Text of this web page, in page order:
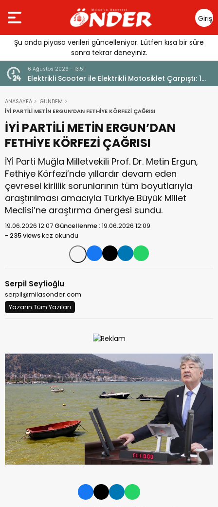
Giriş
Yap
Şu anda piyasa verileri güncelleniyor. Lütfen kısa bir süre
sonra tekrar deneyiniz.
6 Ağustos 2026 - 13:51
Elektrikli Scooter ile Elektrikli Motosiklet Çarpıştı: 1
Yaralı
ANASAYFA
GÜNDEM
İYİ PARTİLİ METİN ERGUN’DAN FETHİYE KÖRFEZİ ÇAĞRISI
İYİ PARTİLİ METİN ERGUN’DAN
FETHİYE KÖRFEZİ ÇAĞRISI
İYİ Parti Muğla Milletvekili Prof. Dr. Metin Ergun,
Fethiye Körfezi’nde yıllardır devam eden
çevresel kirlilik sorunlarının tüm boyutlarıyla
araştırılması amacıyla Türkiye Büyük Millet
Meclisi’ne araştırma önergesi sundu.
19.06.2026 12:07 Güncellenme :19.06.2026 12:09
- 235 viewskez okundu
Serpil Seyfioğlu
serpil@milasonder.com
Yazarın Tüm Yazıları